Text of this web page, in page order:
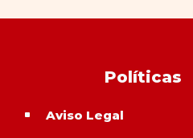
Políticas
^ Aviso Legal